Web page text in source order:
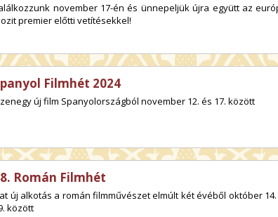
november 17-én és ünnepeljük újra együtt az
premier előtti vetítésekkel!
Filmhét 2024
új film Spanyolországból november 12. és 17. között
Román Filmhét
új alkotás a román filmművészet elmúlt két évéből október 14.
között